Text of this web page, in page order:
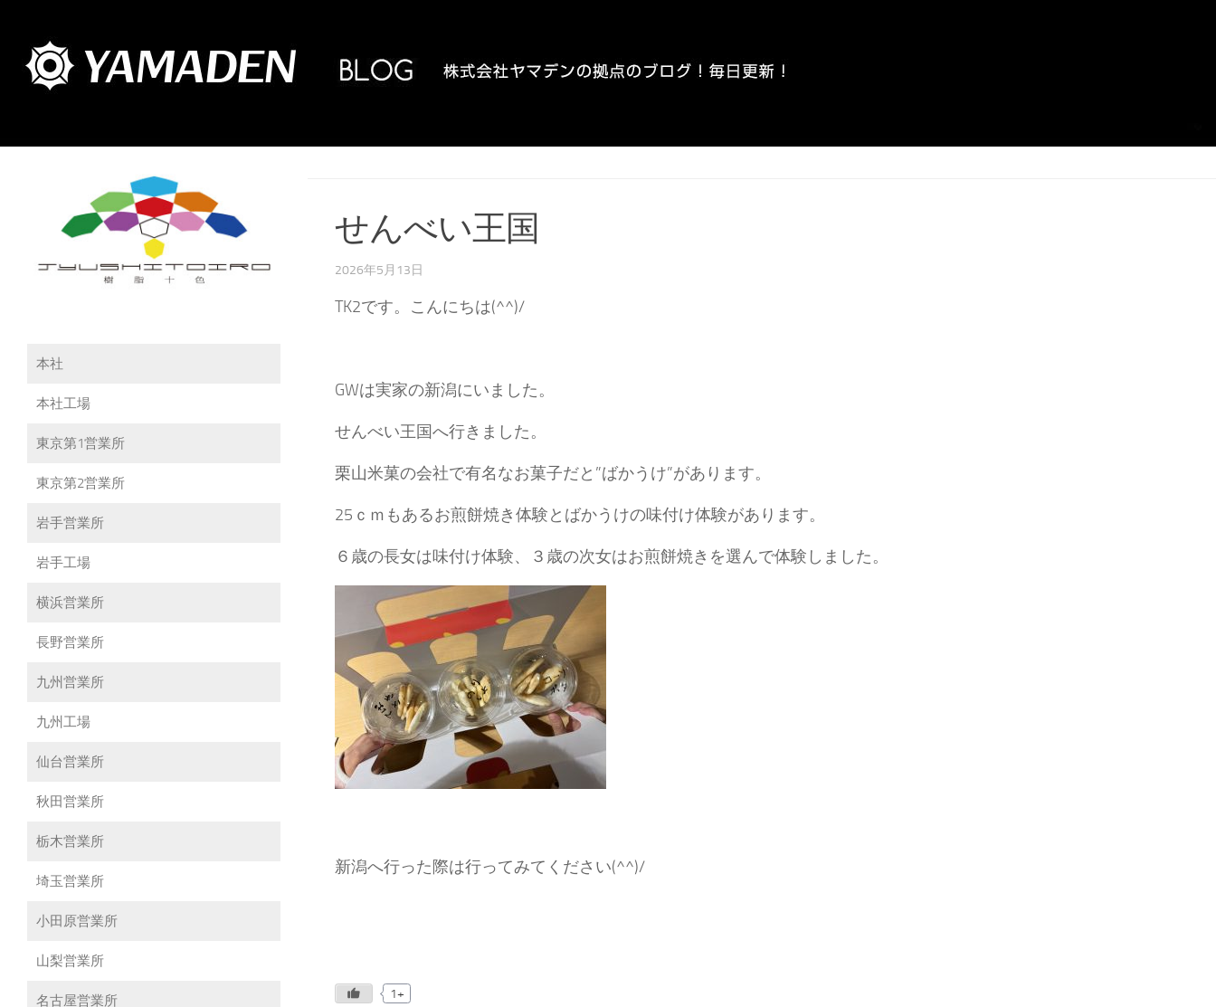
せんべい王国
2026年5月13日
TK2です。こんにちは(^^)/
GWは実家の新潟にいました。
せんべい王国へ行きました。
栗山米菓の会社で有名なお菓子だと”ばかうけ”があります。
25ｃｍもあるお煎餅焼き体験とばかうけの味付け体験があります。
６歳の長女は味付け体験、３歳の次女はお煎餅焼きを選んで体験しました。
新潟へ行った際は行ってみてください(^^)/
1+
本社
本社工場
東京第1営業所
東京第2営業所
岩手営業所
岩手工場
横浜営業所
長野営業所
九州営業所
九州工場
仙台営業所
秋田営業所
栃木営業所
埼玉営業所
小田原営業所
山梨営業所
名古屋営業所